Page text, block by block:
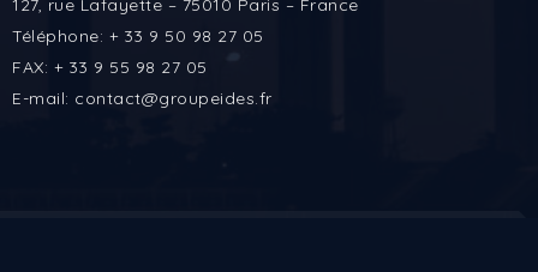
127, rue Lafayette – 75010 Paris – France
Téléphone: + 33 9 50 98 27 05
FAX: + 33 9 55 98 27 05
E-mail: contact@groupeides.fr